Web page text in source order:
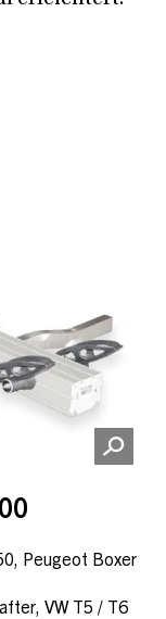
Peugeot Boxer
VW T5 / T6